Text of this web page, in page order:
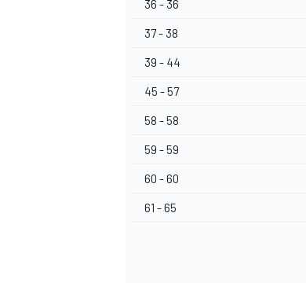
36 - 36
37 - 38
39 - 44
45 - 57
58 - 58
59 - 59
60 - 60
61 - 65